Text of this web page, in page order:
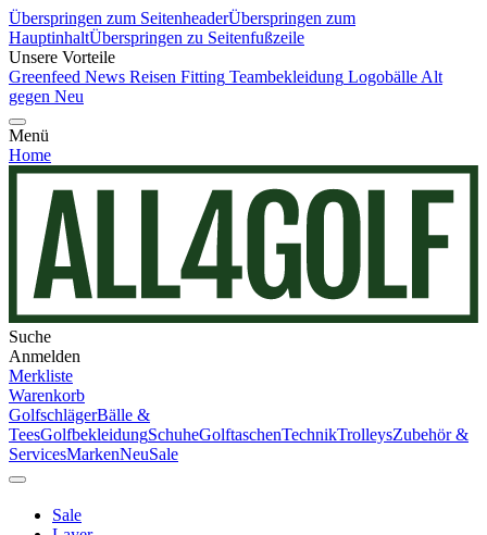
Überspringen zum SeitenheaderÜberspringen zum
HauptinhaltÜberspringen zu Seitenfußzeile
Unsere Vorteile
Greenfeed News Reisen Fitting Teambekleidung Logobälle Alt
gegen Neu
Menü
Home
Suche
Anmelden
Merkliste
Warenkorb
GolfschlägerBälle &
TeesGolfbekleidungSchuheGolftaschenTechnikTrolleysZubehör &
ServicesMarkenNeuSale
Sale